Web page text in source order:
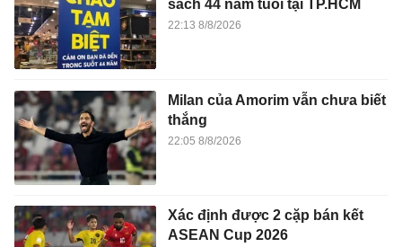
sách 44 năm tuổi tại TP.HCM
22:13 8/8/2026
Milan của Amorim vẫn chưa biết
thắng
22:05 8/8/2026
Xác định được 2 cặp bán kết
ASEAN Cup 2026